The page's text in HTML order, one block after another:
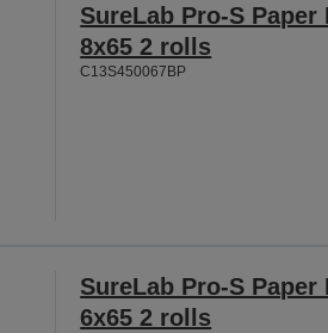
SureLab Pro-S Paper
8x65 2 rolls
C13S450067BP
SureLab Pro-S Paper
6x65 2 rolls